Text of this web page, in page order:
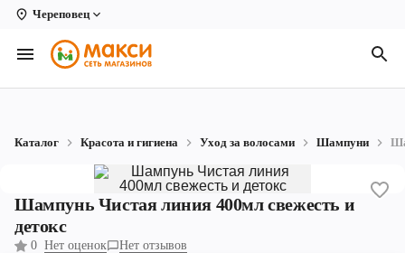
Череповец
Вологда
Архангельск
Коряжма
Каталог Красота и гигиена Уход за волосами Шампуни
Шампунь Чистая линия 400мл свежесть и
детокс
0 Нет оценок Нет отзывов